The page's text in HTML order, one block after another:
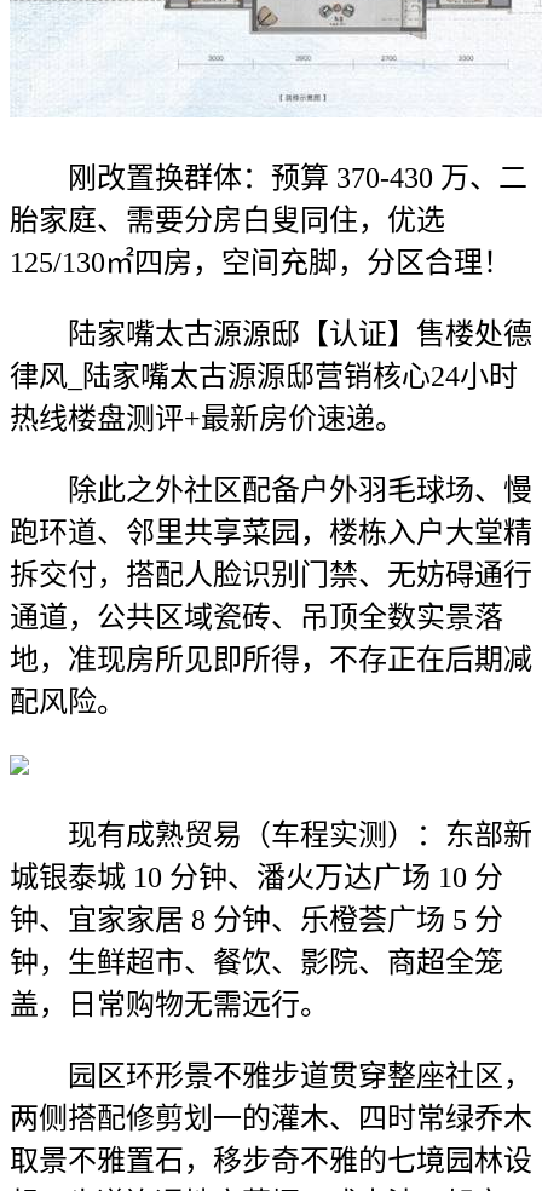
刚改置换群体：预算 370-430 万、二
胎家庭、需要分房白叟同住，优选
125/130㎡四房，空间充脚，分区合理！
陆家嘴太古源源邸【认证】售楼处德
律风_陆家嘴太古源源邸营销核心24小时
热线楼盘测评+最新房价速递。
除此之外社区配备户外羽毛球场、慢
跑环道、邻里共享菜园，楼栋入户大堂精
拆交付，搭配人脸识别门禁、无妨碍通行
通道，公共区域瓷砖、吊顶全数实景落
地，准现房所见即所得，不存正在后期减
配风险。
现有成熟贸易（车程实测）：东部新
城银泰城 10 分钟、潘火万达广场 10 分
钟、宜家家居 8 分钟、乐橙荟广场 5 分
钟，生鲜超市、餐饮、影院、商超全笼
盖，日常购物无需远行。
园区环形景不雅步道贯穿整座社区，
两侧搭配修剪划一的灌木、四时常绿乔木
取景不雅置石，移步奇不雅的七境园林设